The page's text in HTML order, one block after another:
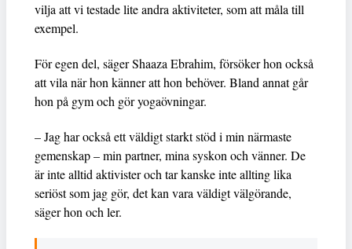
vilja att vi testade lite andra aktiviteter, som att måla till
exempel.
För egen del, säger Shaaza Ebrahim, försöker hon också
att vila när hon känner att hon behöver. Bland annat går
hon på gym och gör yogaövningar.
– Jag har också ett väldigt starkt stöd i min närmaste
gemenskap – min partner, mina syskon och vänner. De
är inte alltid aktivister och tar kanske inte allting lika
seriöst som jag gör, det kan vara väldigt välgörande,
säger hon och ler.